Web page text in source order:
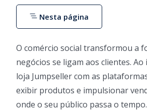
O comércio social transformou a
negócios se ligam aos clientes.
loja Jumpseller com as
exibir produtos e impulsionar
onde o seu público passa o
Nesta página